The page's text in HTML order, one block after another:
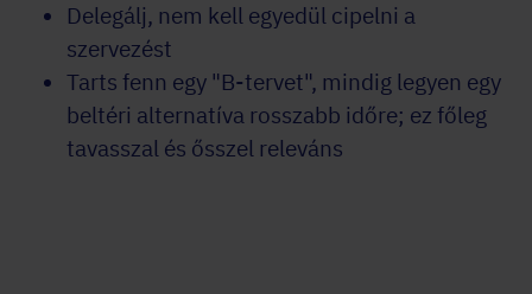
Delegálj, nem kell egyedül cipelni a
szervezést
Tarts fenn egy "B-tervet", mindig legyen egy
beltéri alternatíva rosszabb időre; ez főleg
tavasszal és ősszel releváns